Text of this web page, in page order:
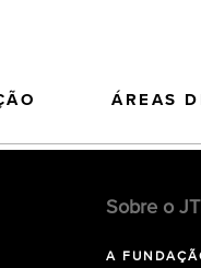
ÁREAS
Sobre o
A